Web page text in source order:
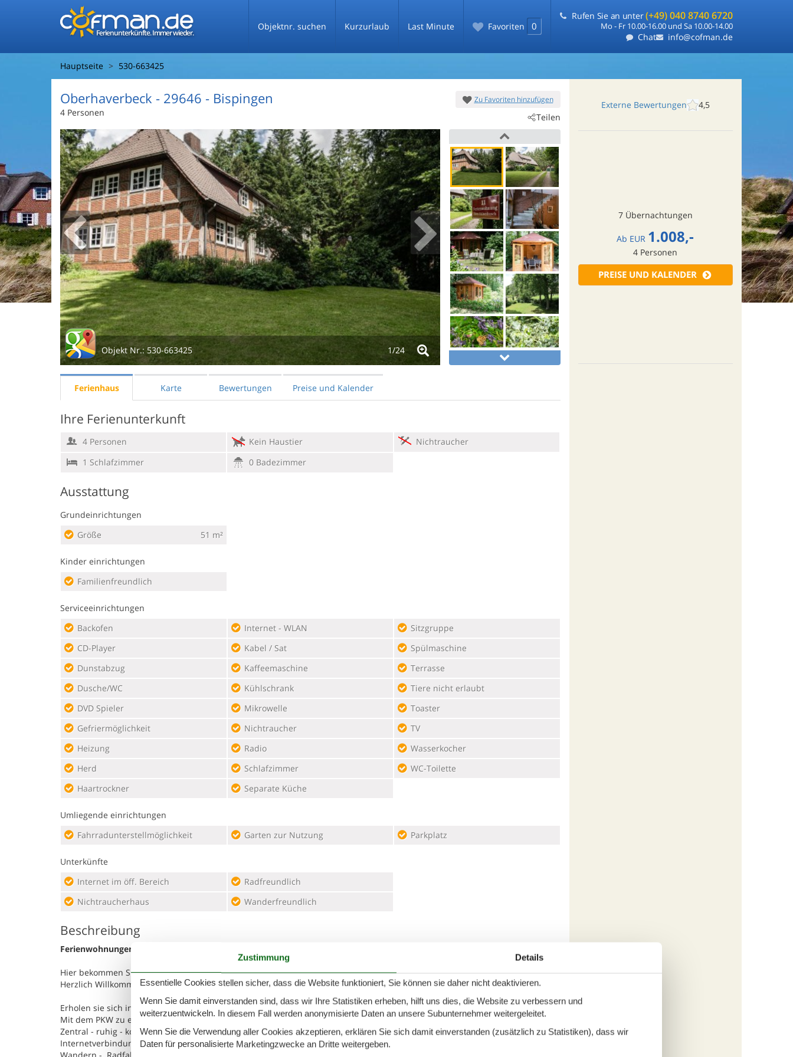
Ferienunterkünfte. Immer wieder.
Objektnr. suchen Kurzurlaub Last Minute Favoriten 0
Rufen Sie an unter(+49) 040 8740 6720
Mo - Fr 10.00-16.00 und Sa 10.00-14.00
Chat info@cofman.de
Hauptseite 530-663425
Zu Favoriten hinzufügen
Teilen
Oberhaverbeck - 29646 - Bispingen
4 Personen
Objekt Nr.: 530-663425 1/24
Externe Bewertungen 4,5
7 Übernachtungen
Ab EUR 1.008,-
4 Personen
PREISE UND KALENDER
Ferienhaus Karte Bewertungen Preise und Kalender
Ihre Ferienunterkunft
4 Personen Kein Haustier
Nichtraucher
1 Schlafzimmer
0 Badezimmer
Ausstattung
Grundeinrichtungen
Größe
51 m²
Kinder einrichtungen
Familienfreundlich
Serviceeinrichtungen
Backofen
CD-Player
Dunstabzug
Dusche/WC
DVD Spieler
Gefriermöglichkeit
Heizung
Herd
Haartrockner
Internet - WLAN
Kabel / Sat
Kaffeemaschine
Kühlschrank
Mikrowelle
Nichtraucher
Radio
Schlafzimmer
Separate Küche
Sitzgruppe
Spülmaschine
Terrasse
Tiere nicht erlaubt
Toaster
TV
Wasserkocher
WC-Toilette
Umliegende einrichtungen
Fahrradunterstellmöglichkeit
Garten zur Nutzung Parkplatz
Unterkünfte
Internet im öff. Bereich
Nichtraucherhaus
Radfreundlich
Wanderfreundlich
Beschreibung
Ferienwohnungen Zum Hülsenbusch, Ferienwohnung 2
Hier bekommen Sie die ErlebnisCard!
Herzlich Willkommen in unseren Ferienwohnungen Zum Hülsenbusch in dem kleinen, Heidedorf Oberhaverbeck!
Erholen sie sich in schönster ruhiger Lage direkt im Naturpark Lüneburger Heide, einer einzigartigen Naturlandschaft!
Mit dem PKW zu erreichen, Parkplatz direkt am Haus.
Zentral - ruhig - komfortabel und modern wohnen, umgeben von Heide, Wald und Feld.
Internetverbindung über WLAN
Zustimmung Details
Essentielle Cookies stellen sicher, dass die Website funktioniert, Sie können sie daher nicht deaktivieren.
Wenn Sie damit einverstanden sind, dass wir Ihre Statistiken erheben, hilft uns dies, die Website zu verbessern und
weiterzuentwickeln. In diesem Fall werden anonymisierte Daten an unsere Subunternehmer weitergeleitet.
Wenn Sie die Verwendung aller Cookies akzeptieren, erklären Sie sich damit einverstanden (zusätzlich zu Statistiken), dass wir
Daten für personalisierte Marketingzwecke an Dritte weitergeben.